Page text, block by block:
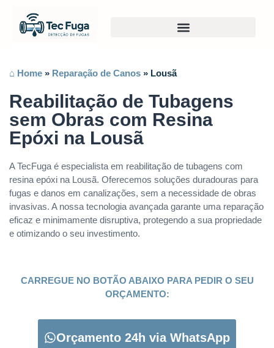
⌂ Home » Reparação de Canos » Lousã
Reabilitação de Tubagens
sem Obras com Resina
Epóxi na Lousã
A TecFuga é especialista em reabilitação de tubagens com
resina epóxi na Lousã. Oferecemos soluções duradouras para
fugas e danos em canalizações, sem a necessidade de obras
invasivas. A nossa tecnologia avançada garante uma reparação
eficaz e minimamente disruptiva, protegendo a sua propriedade
e otimizando o seu investimento.
CARREGUE NO BOTÃO ABAIXO PARA PEDIR O SEU
ORÇAMENTO:
Orçamento 24h via WhatsApp